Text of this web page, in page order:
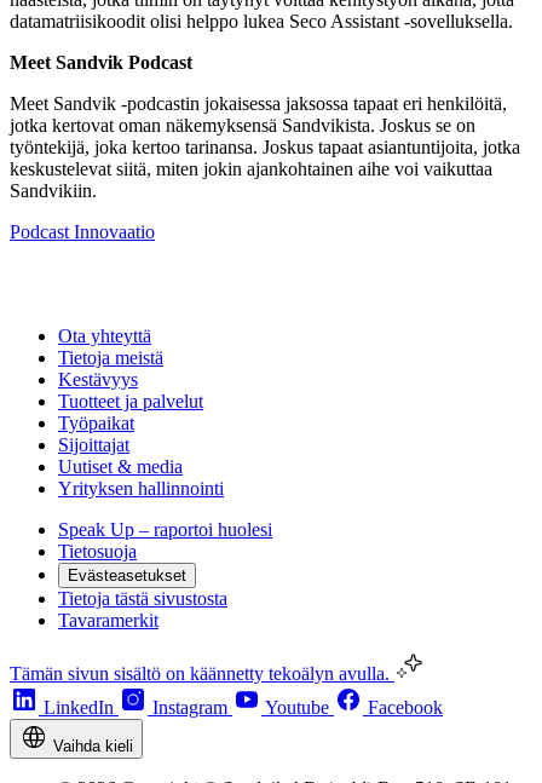
datamatriisikoodit olisi helppo lukea Seco Assistant -sovelluksella.
Meet Sandvik Podcast
Meet Sandvik -podcastin jokaisessa jaksossa tapaat eri henkilöitä,
jotka kertovat oman näkemyksensä Sandvikista. Joskus se on
työntekijä, joka kertoo tarinansa. Joskus tapaat asiantuntijoita, jotka
keskustelevat siitä, miten jokin ajankohtainen aihe voi vaikuttaa
Sandvikiin.
Podcast Innovaatio
Ota yhteyttä
Tietoja meistä
Kestävyys
Tuotteet ja palvelut
Työpaikat
Sijoittajat
Uutiset & media
Yrityksen hallinnointi
Speak Up – raportoi huolesi
Tietosuoja
Evästeasetukset
Tietoja tästä sivustosta
Tavaramerkit
Tämän sivun sisältö on käännetty tekoälyn avulla.
LinkedIn
Instagram Youtube Facebook
Vaihda kieli